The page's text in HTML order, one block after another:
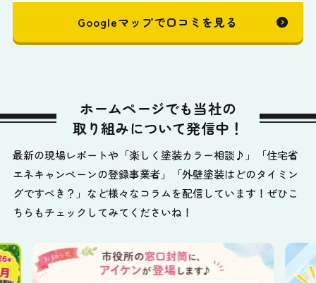
Googleマップで口コミを見る
ホームページでも当社の
取り組みについて発信中！
最新の現場レポートや「楽しく塗装カラー相談♪」「住宅省
エネキャンペーンの登録事業者」「外壁塗装はどのタイミン
グですべき？」など様々なコラムを配信しています！ぜひこ
ちらもチェックしてみてくださいね！